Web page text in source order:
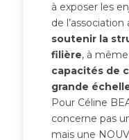
à exposer les
de
soutenir la
filière, à
capacités de
grande
Pour Céline
concerne pas
mais une